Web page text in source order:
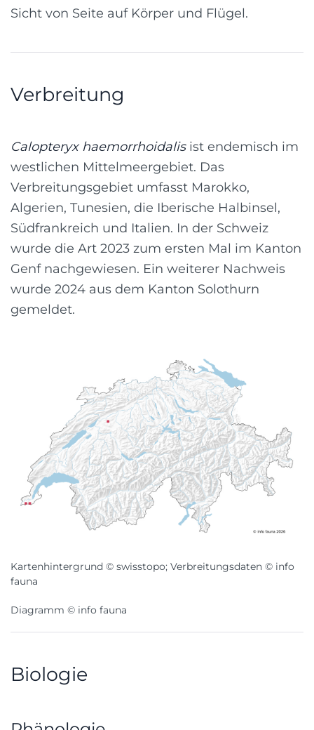
Sicht von Seite auf Körper und Flügel.
Verbreitung
Calopteryx haemorrhoidalisist endemisch im
westlichen Mittelmeergebiet. Das
Verbreitungsgebiet umfasst Marokko,
Algerien, Tunesien, die Iberische Halbinsel,
Südfrankreich und Italien. In der Schweiz
wurde die Art 2023 zum ersten Mal im Kanton
Genf nachgewiesen. Ein weiterer Nachweis
wurde 2024 aus dem Kanton Solothurn
gemeldet.
Kartenhintergrund © swisstopo; Verbreitungsdaten © info
fauna
Diagramm © info fauna
Biologie